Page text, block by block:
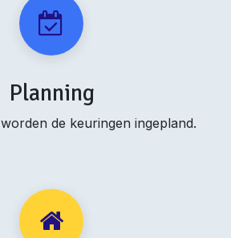
Planning
worden de keuringen ingepland.